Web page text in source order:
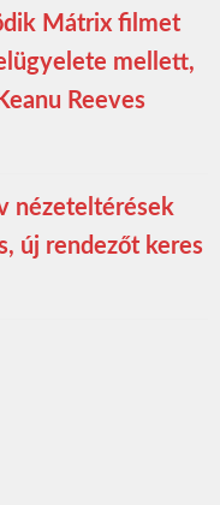
Mátrix filmet
mellett,
Reeves
nézeteltérések
új rendezőt keres